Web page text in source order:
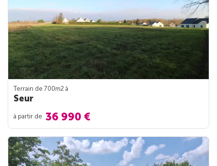
Terrain de 700m2 à
Seur
à partir de 36 990 €